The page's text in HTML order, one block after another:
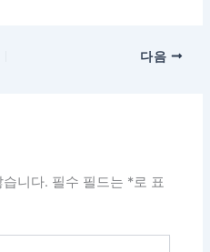
다음
니다. 필수 필드는 *로 표